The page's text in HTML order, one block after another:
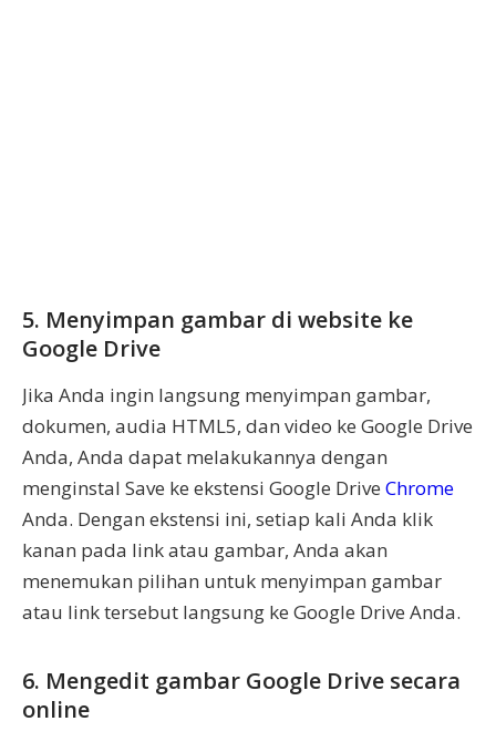
5. Menyimpan gambar di website ke
Google Drive
Jika Anda ingin langsung menyimpan gambar,
dokumen, audia HTML5, dan video ke Google Drive
Anda, Anda dapat melakukannya dengan
menginstal Save ke ekstensi Google Drive Chrome
Anda. Dengan ekstensi ini, setiap kali Anda klik
kanan pada link atau gambar, Anda akan
menemukan pilihan untuk menyimpan gambar
atau link tersebut langsung ke Google Drive Anda.
6. Mengedit gambar Google Drive secara
online